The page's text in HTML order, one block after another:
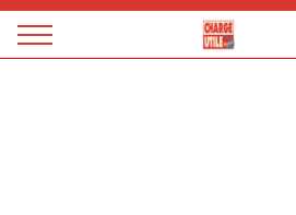
Magazine
Panneau de gestion des cookies